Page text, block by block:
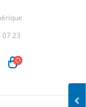
07 23